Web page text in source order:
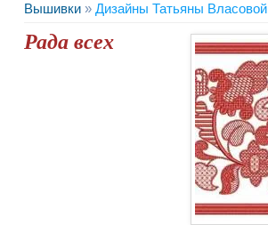
Вышивки » Дизайны Татьяны Власовой
Рада всех